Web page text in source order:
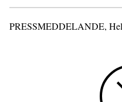
PRESSMEDDELANDE,